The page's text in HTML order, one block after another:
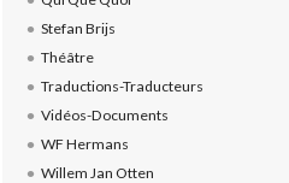
Stefan Brijs
Théâtre
Traductions-Traducteurs
Vidéos-Documents
WF Hermans
Willem Jan Otten